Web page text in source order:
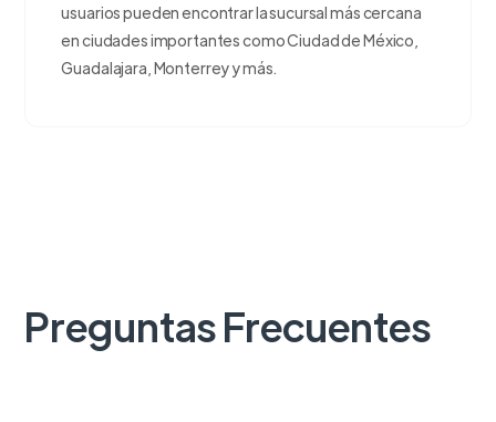
usuarios pueden encontrar la sucursal más cercana
en ciudades importantes como Ciudad de México,
Guadalajara, Monterrey y más.
Preguntas Frecuentes